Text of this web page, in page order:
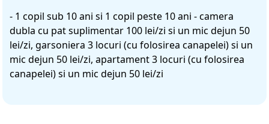
- 1 copil sub 10 ani si 1 copil peste 10 ani - camera
dubla cu pat suplimentar 100 lei/zi si un mic dejun 50
lei/zi, garsoniera 3 locuri (cu folosirea canapelei) si un
mic dejun 50 lei/zi, apartament 3 locuri (cu folosirea
canapelei) si un mic dejun 50 lei/zi